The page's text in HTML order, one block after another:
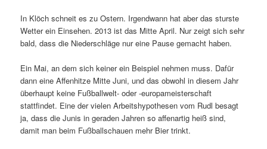
In Klöch schneit es zu Ostern. Irgendwann hat aber das sturste
Wetter ein Einsehen. 2013 ist das Mitte April. Nur zeigt sich sehr
bald, dass die Niederschläge nur eine Pause gemacht haben.
Ein Mai, an dem sich keiner ein Beispiel nehmen muss. Dafür
dann eine Affenhitze Mitte Juni, und das obwohl in diesem Jahr
überhaupt keine Fußballwelt- oder -europameisterschaft
stattfindet. Eine der vielen Arbeitshypothesen vom Rudl besagt
ja, dass die Junis in geraden Jahren so affenartig heiß sind,
damit man beim Fußballschauen mehr Bier trinkt.